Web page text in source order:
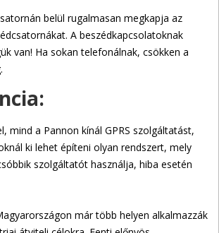
belül rugalmasan megkapja az
A beszédkapcsolatoknak
van! Ha sokan telefonálnak, csökken a
mind a Pannon kínál GPRS szolgáltatást,
ki lehet építeni olyan rendszert, mely
szolgáltatót használja, hiba esetén
már több helyen alkalmazzák